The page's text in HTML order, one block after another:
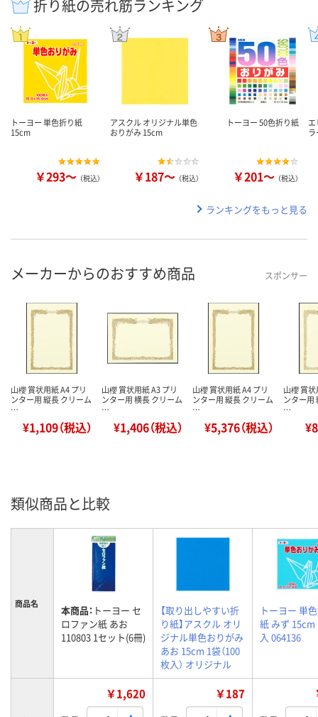
折り紙の売れ筋ランキング
トーヨー 単色折り紙
15cm
￥293～ （税込）
アスクル オリジナル単色
おりがみ 15cm
￥187～ （税込）
トーヨー 50色折り紙
￥201～ （税込）
ランキングをもっと見る
メーカーからのおすすめ商品 スポンサー
山櫻 賞状用紙 A4 プリ
ンター用 縦長 クリーム
…
¥1,109（税込）
山櫻 賞状用紙 A3 プリ
ンター用 横長 クリーム
…
¥1,406（税込）
山櫻 賞状用紙 A4 プリ
ンター用 縦長 クリーム
…
¥5,376（税込）
山櫻 賞
ンター用
…
類似商品と比較
商品名 本商品： トーヨー セ
ロファン紙 あお
110803 1セット(6冊)
【取り出しやすい折
り紙】アスクル オリ
ジナル単色おりがみ
あお 15cm 1袋（100
枚入） オリジナル
トーヨー 単
紙 みず 15cm
入 064136
￥1,620 ￥187